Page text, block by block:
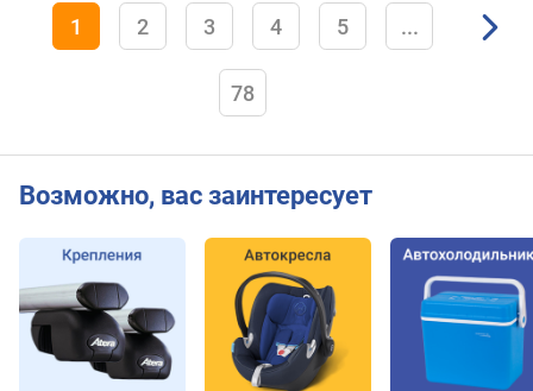
1 2 3 4 5 ...
78
Возможно, вас заинтересует